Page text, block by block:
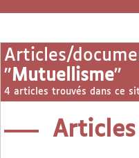
Articles/
"Mutuellisme"
4 articles trouvés dans ce
Articles